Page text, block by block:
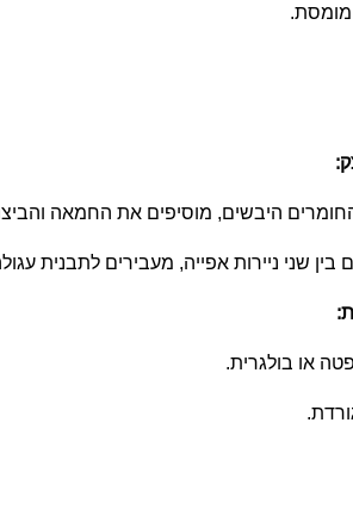
היבשים, מוסיפים את החמאה והביצה
ניירות אפייה, מעבירים לתבנית עגולה 26, ומהדקים את הבצק